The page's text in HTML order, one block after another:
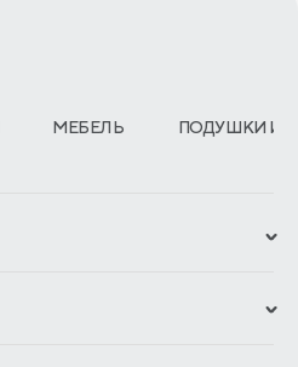
МЕБЕЛЬ ПОДУШКИ И